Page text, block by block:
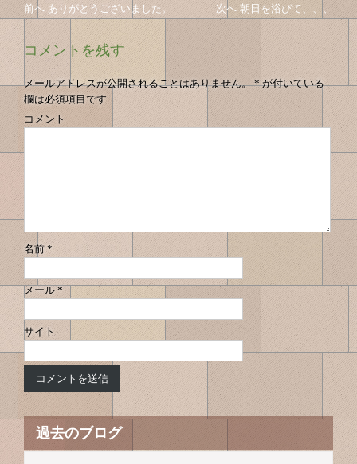
投
稿
の
ナ
ビ
ゲ
ン
投
稿
ナ
ビ
ゲ
ー
シ
ョ
前へ 前
の
投
稿
へ
ありがとうございました。 次へ 次
の
朝日を浴びて、、、
コメントを残す
メールアドレスが公開されることはありません。 *が付いている
欄は必須項目です
コメント
名前*
メール *
サイト
過去のブログ